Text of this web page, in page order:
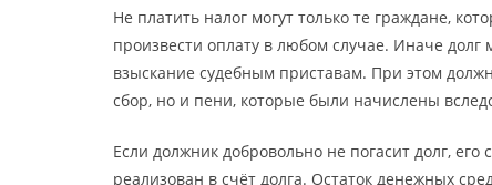
Не платить налог могут только те граждане,
произвести оплату в любом случае. Иначе
взыскание судебным приставам. При этом
сбор, но и пени, которые были начислены
Если должник добровольно не погасит долг,
реализован в счёт долга. Остаток денежных